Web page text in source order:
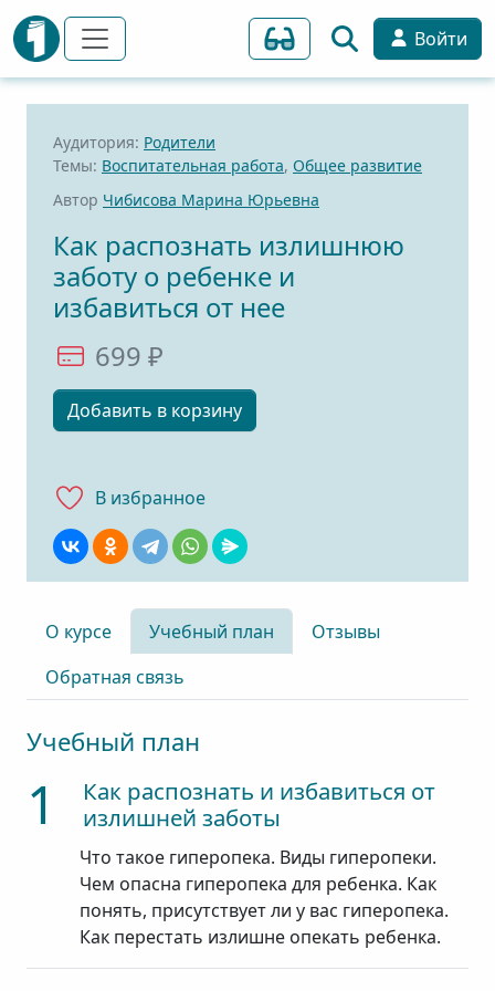
Войти
Аудитория: Родители
Темы: Воспитательная работа, Общее развитие
Автор Чибисова Марина Юрьевна
Как распознать излишнюю
заботу о ребенке и
избавиться от нее
699 ₽
Добавить в корзину
В избранноe
О курсе Учебный план
Отзывы
Обратная связь
Учебный план
1
Как распознать и избавиться от
излишней заботы
Что такое гиперопека. Виды гиперопеки.
Чем опасна гиперопека для ребенка. Как
понять, присутствует ли у вас гиперопека.
Как перестать излишне опекать ребенка.